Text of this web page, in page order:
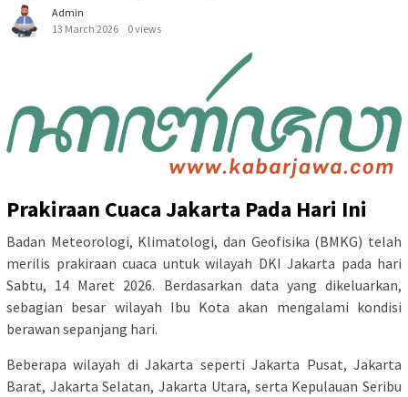
Admin
13 March 2026
0 views
Prakiraan Cuaca Jakarta Pada Hari Ini
Badan Meteorologi, Klimatologi, dan Geofisika (BMKG) telah
merilis prakiraan cuaca untuk wilayah DKI Jakarta pada hari
Sabtu, 14 Maret 2026. Berdasarkan data yang dikeluarkan,
sebagian besar wilayah Ibu Kota akan mengalami kondisi
berawan sepanjang hari.
Beberapa wilayah di Jakarta seperti Jakarta Pusat, Jakarta
Barat, Jakarta Selatan, Jakarta Utara, serta Kepulauan Seribu